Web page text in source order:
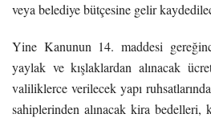
veya belediye bütçesine gelir
Yine Kanunun 14. maddesi
yaylak ve kışlaklardan alınacak
valiliklerce verilecek yapı
sahiplerinden alınacak kira